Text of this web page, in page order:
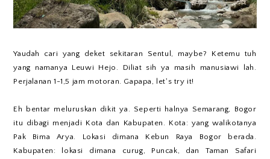
Yaudah cari yang deket sekitaran Sentul, maybe? Ketemu tuh
yang namanya Leuwi Hejo. Diliat sih ya masih manusiawi lah.
Perjalanan 1-1,5 jam motoran. Gapapa, let's try it!
Eh bentar meluruskan dikit ya. Seperti halnya Semarang, Bogor
itu dibagi menjadi Kota dan Kabupaten. Kota: yang walikotanya
Pak Bima Arya. Lokasi dimana Kebun Raya Bogor berada.
Kabupaten: lokasi dimana curug, Puncak, dan Taman Safari